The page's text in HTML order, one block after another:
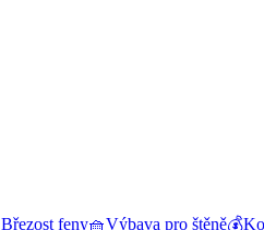
Březost feny🧺Výbava pro štěně💰